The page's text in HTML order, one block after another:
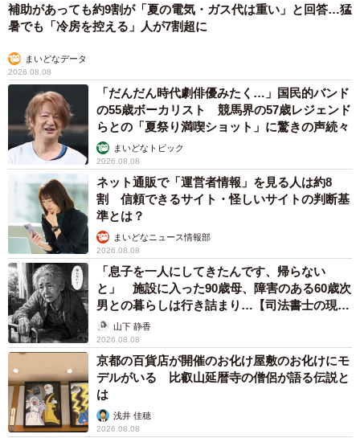
索するよりも根気強く愛猫と向き合い、苦手なものや好き
なものを知ると接し方が見えてくると思います。もし悩ん
でいる方がいらしたら、他の子の人馴れ具合と比較せず、
距離を縮めてほしいです」
甘えん坊さんのかわいい鳴き声置いときますね🐈‍⬛
pic.twitter.com/9bYQywImWF
— くろとらたきび (@takibi_kurotora)December 26, 2024
なお、飼い主さん宅には先住猫たきびくんがいるが、むす
びちゃんとはフェンス越しに対面を果たしたものの、直接
触れ合うまでには至っていないそう。繊細なたきびくん
は、むすびちゃんがいる部屋に向かって威嚇などをしてい
るため、今後はメンタルをケアしつつ、慎重に進めていき
たいと考えている。
補助があっても約9割が「夏の電気・ガス代は重い」と回答…猛
暑でも「冷房を控える」人が7割超に
まいどなデータ
2026.08.08
「だんだん時代劇俳優みたく…」国民的バンド
の55歳ボーカリスト 競馬界の57歳レジェンド
らとの「夏祭り満喫ショット」に驚きの声続々
まいどなトピック
2026.08.08
ネット通販で「運営者情報」を見る人は約8
割 信頼できるサイト・怪しいサイトの判断基
準とは？
まいどなニュース情報部
2026.08.08
「息子を一人にしてきたんです、帰らない
と」 施設に入った90歳母、障害のある60歳次
男との暮らしは行き詰まり…【司法書士の現場
から】山下 静香
2026.08.08
京都の百貨店が開催のお化け屋敷のお化けにモ
デルがいる 比叡山延暦寺の僧侶が語る伝説と
は
浅井 佳穂
2026.08.08